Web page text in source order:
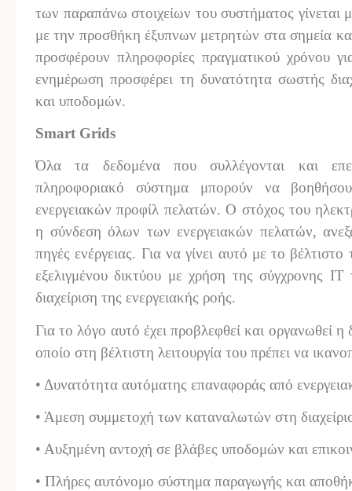
των παραπάνω στοιχείων του συστήματος γίνεται
με την προσθήκη έξυπνων μετρητών στα σημεία
προσφέρουν πληροφορίες πραγματικού χρόνου
ενημέρωση προσφέρει τη δυνατότητα σωστής
και υποδομών.
Smart Grids
Όλα τα δεδομένα που συλλέγονται και
πληροφοριακό σύστημα μπορούν να
ενεργειακών προφίλ πελατών. Ο στόχος του
η σύνδεση όλων των ενεργειακών πελατών,
πηγές ενέργειας. Για να γίνει αυτό με το
εξελιγμένου δικτύου με χρήση της σύγχρονης ΙΤ
διαχείριση της ενεργειακής ροής.
Για το λόγο αυτό έχει προβλεφθεί και οργανωθεί η
οποίο στη βέλτιστη λειτουργία του πρέπει να
• Δυνατότητα αυτόματης επαναφοράς από
• Άμεση συμμετοχή των καταναλωτών στη
• Αυξημένη αντοχή σε βλάβες υποδομών και
• Πλήρες αυτόνομο σύστημα παραγωγής και